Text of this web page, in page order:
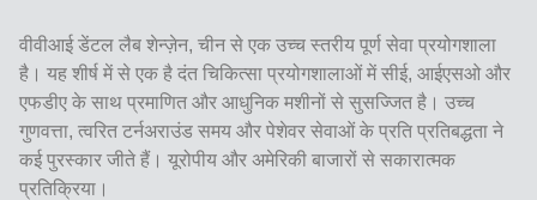
वीवीआई डेंटल लैब शेन्ज़ेन, चीन से एक उच्च स्तरीय पूर्ण सेवा प्रयोगशाला
है। यह शीर्ष में से एक है दंत चिकित्सा प्रयोगशालाओं में सीई, आईएसओ और
एफडीए के साथ प्रमाणित और आधुनिक मशीनों से सुसज्जित है। उच्च
गुणवत्ता, त्वरित टर्नअराउंड समय और पेशेवर सेवाओं के प्रति प्रतिबद्धता ने
कई पुरस्कार जीते हैं। यूरोपीय और अमेरिकी बाजारों से सकारात्मक
प्रतिक्रिया।